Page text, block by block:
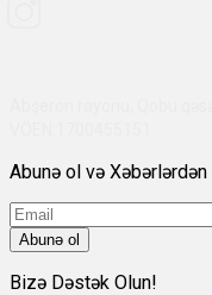
Abunə ol və
Abunə ol
Bizə Dəstək Olun!